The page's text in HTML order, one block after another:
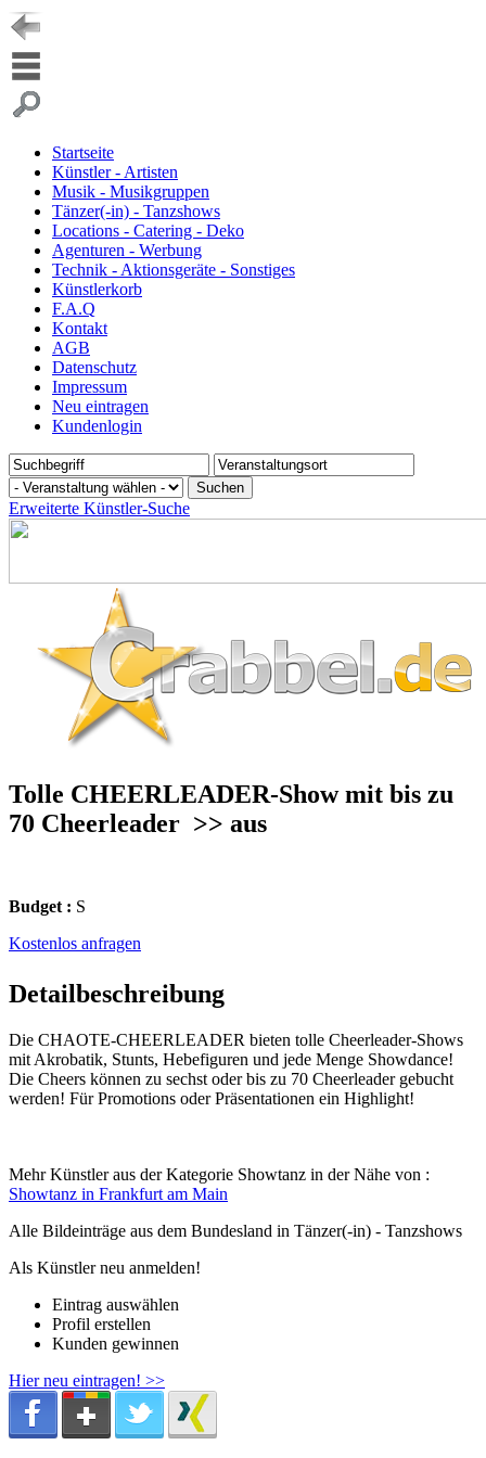
Startseite
Künstler - Artisten
Musik - Musikgruppen
Tänzer(-in) - Tanzshows
Locations - Catering - Deko
Agenturen - Werbung
Technik - Aktionsgeräte - Sonstiges
Künstlerkorb
F.A.Q
Kontakt
AGB
Datenschutz
Impressum
Neu eintragen
Kundenlogin
Erweiterte Künstler-Suche
Tolle CHEERLEADER-Show mit bis zu
70 Cheerleader >> aus
Budget : S
Kostenlos anfragen
Detailbeschreibung
Die CHAOTE-CHEERLEADER bieten tolle Cheerleader-Shows
mit Akrobatik, Stunts, Hebefiguren und jede Menge Showdance!
Die Cheers können zu sechst oder bis zu 70 Cheerleader gebucht
werden! Für Promotions oder Präsentationen ein Highlight!
Mehr Künstler aus der Kategorie Showtanz in der Nähe von :
Showtanz in Frankfurt am Main
Alle Bildeinträge aus dem Bundesland in Tänzer(-in) - Tanzshows
Als Künstler neu anmelden!
Eintrag auswählen
Profil erstellen
Kunden gewinnen
Hier neu eintragen! >>